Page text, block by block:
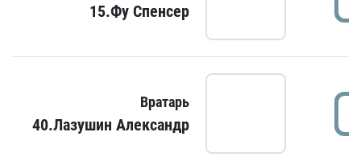
15.Фу Спенсер
Вратарь
40.Лазушин Александр